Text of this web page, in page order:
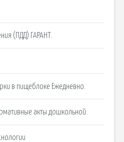
(ПДД) ГАРАНТ.
в пищеблоке Ежедневно.
акты дошкольной.